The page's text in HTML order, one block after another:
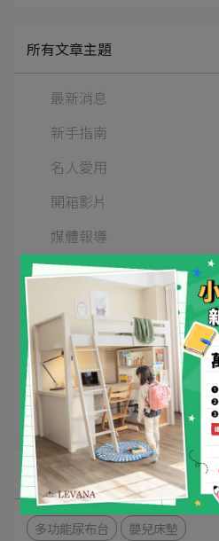
所有文章主題
最新消息
新手指南
名人愛用
開箱影片
媒體報導
Kids兒童床
五合一嬰兒床
四合一嬰兒床
三合一嬰兒床
床寢周邊
文章分類
多功能尿布台 嬰兒床墊